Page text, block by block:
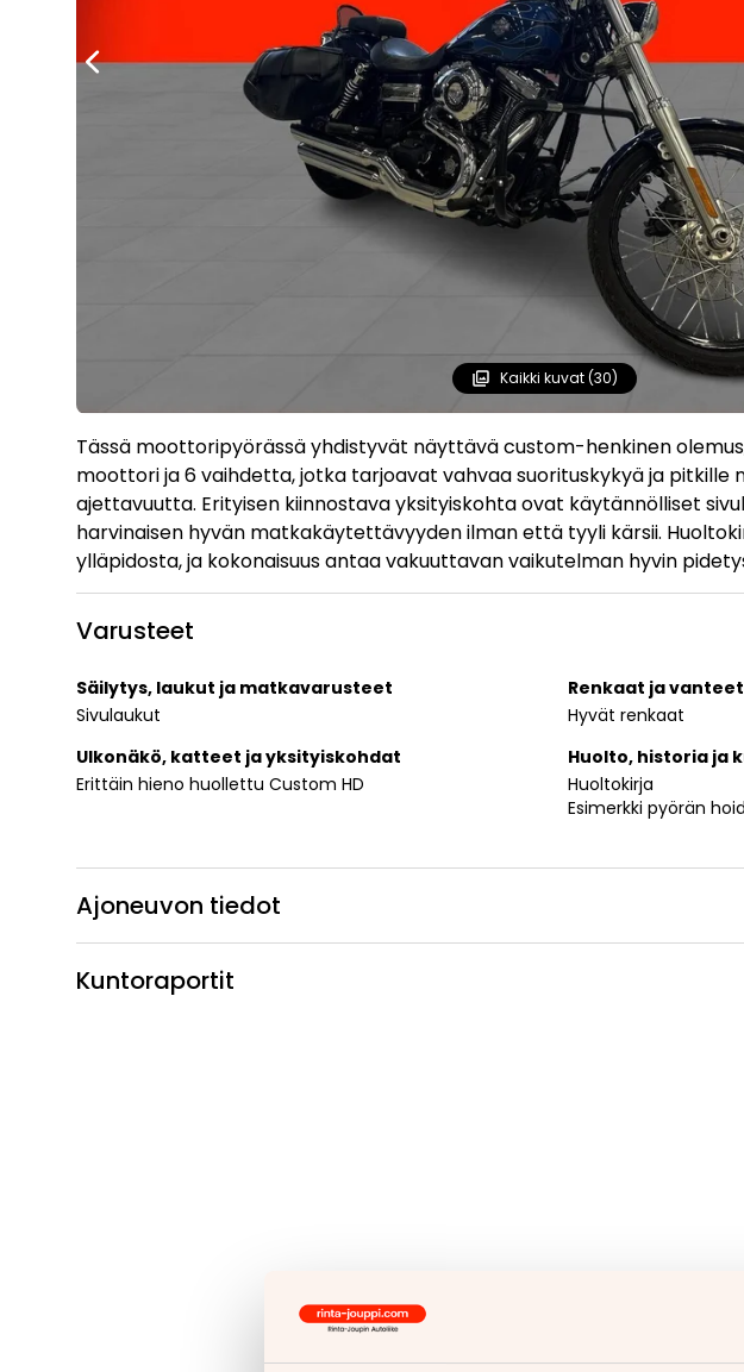
Kaikki kuvat (30)
Tässä moottoripyörässä yhdistyvät näyttävä custom-henkinen
moottori ja 6 vaihdetta, jotka tarjoavat vahvaa suorituskykyä ja pitkille
ajettavuutta. Erityisen kiinnostava yksityiskohta ovat käytännölliset
harvinaisen hyvän matkakäytettävyyden ilman että tyyli kärsii.
ylläpidosta, ja kokonaisuus antaa vakuuttavan vaikutelman hyvin
Varusteet
Säilytys, laukut ja matkavarusteet
Sivulaukut
Ulkonäkö, katteet ja yksityiskohdat
Erittäin hieno huollettu Custom HD
Renkaat ja vanteet
Hyvät renkaat
Huolto, historia ja
Huoltokirja
Esimerkki pyörän
Ajoneuvon tiedot
Kuntoraportit